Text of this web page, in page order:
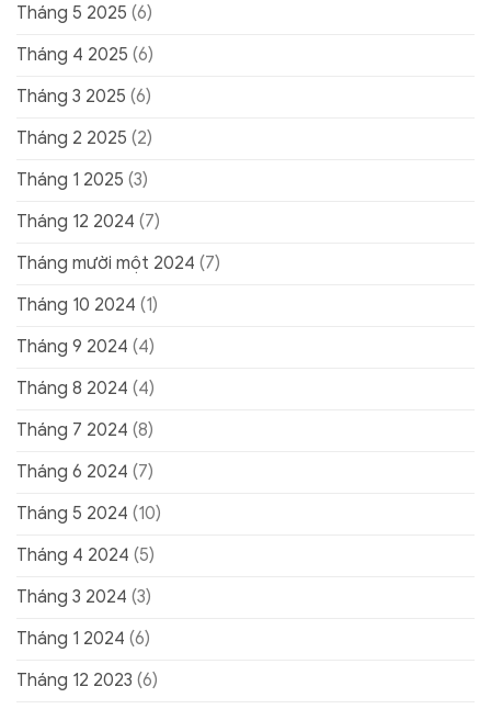
Tháng 5 2025 (6)
Tháng 4 2025 (6)
Tháng 3 2025 (6)
Tháng 2 2025 (2)
Tháng 1 2025 (3)
Tháng 12 2024 (7)
Tháng mười một 2024 (7)
Tháng 10 2024 (1)
Tháng 9 2024 (4)
Tháng 8 2024 (4)
Tháng 7 2024 (8)
Tháng 6 2024 (7)
Tháng 5 2024 (10)
Tháng 4 2024 (5)
Tháng 3 2024 (3)
Tháng 1 2024 (6)
Tháng 12 2023 (6)